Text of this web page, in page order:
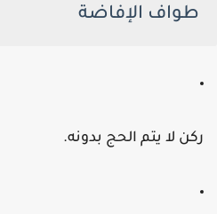
طواف الإفاضة
لا يتم الحج بدونه.